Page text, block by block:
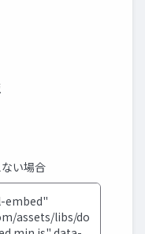
い場合